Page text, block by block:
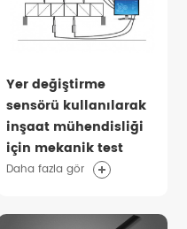
Yer değiştirme
sensörü kullanılarak
inşaat mühendisliği
için mekanik test
Daha fazla gör